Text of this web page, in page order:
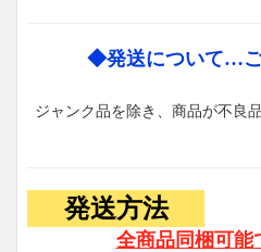
◆発送について…ご
ジャンク品を除き、商品が不良
発送方法
全商品同梱可能